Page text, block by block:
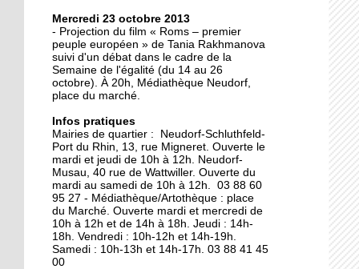
500 roses offertes aux
Neudorfois
11 octobre 2013
Les cycles éphémères
d'un brasseur
authentique
11 octobre 2013
S'éclairer pour l'hiver à
Vélostation
10 octobre 2013
Les étudiants en
Mercredi 23 octobre 2013
- Projection du film « Roms – premier
peuple européen » de Tania Rakhmanova
suivi d'un débat dans le cadre de la
Semaine de l'égalité (du 14 au 26
octobre). À 20h, Médiathèque Neudorf,
place du marché.
Infos pratiques
Mairies de quartier : Neudorf-Schluthfeld-
Port du Rhin, 13, rue Migneret. Ouverte le
mardi et jeudi de 10h à 12h. Neudorf-
Musau, 40 rue de Wattwiller. Ouverte du
mardi au samedi de 10h à 12h. 03 88 60
95 27 - Médiathèque/Artothèque : place
du Marché. Ouverte mardi et mercredi de
10h à 12h et de 14h à 18h. Jeudi : 14h-
18h. Vendredi : 10h-12h et 14h-19h.
Samedi : 10h-13h et 14h-17h. 03 88 41 45
00